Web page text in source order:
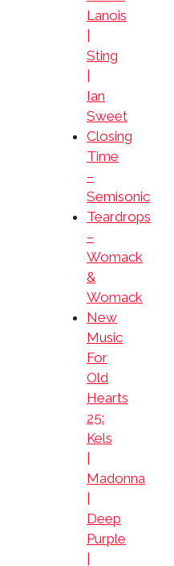
Lanois
Sting
Ian
Sweet
Closing
Time
–
Semisonic
Teardrops
–
Womack
&
Womack
New
Music
For
Old
Hearts
25:
Kels
Madonna
Deep
Purple